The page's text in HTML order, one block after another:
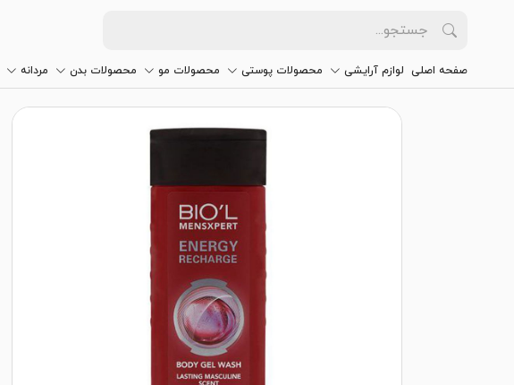
صفحه اصلی لوازم آرایشی محصولات پوستی محصولات مو محصولات بدن مردانه